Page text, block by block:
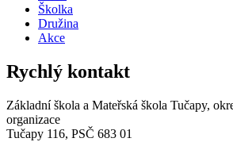
Školka
Družina
Akce
Rychlý kontakt
Základní škola a Mateřská škola Tučapy,
organizace
Tučapy 116, PSČ 683 01